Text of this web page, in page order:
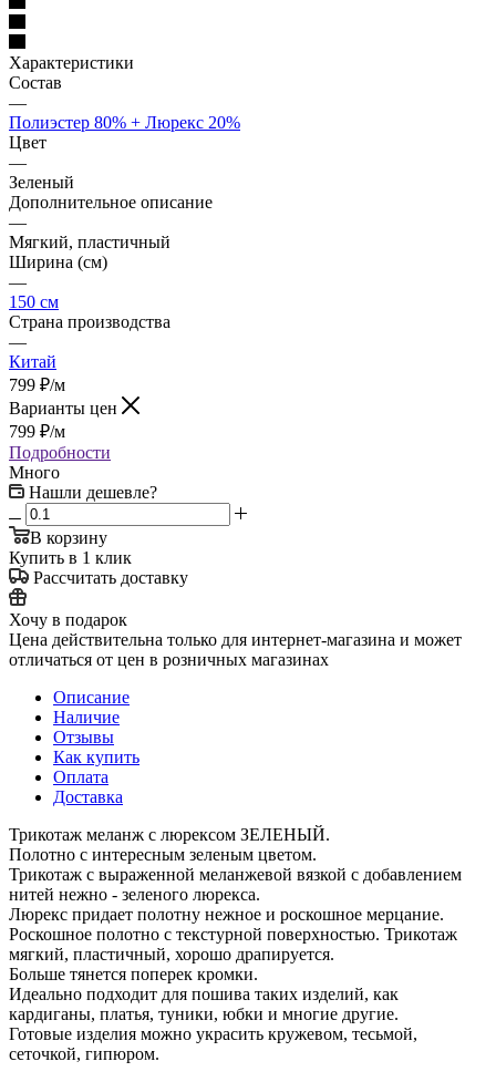
Характеристики
Состав
—
Полиэстер 80% + Люрекс 20%
Цвет
—
Зеленый
Дополнительное описание
—
Мягкий, пластичный
Ширина (см)
—
150 см
Страна производства
—
Китай
799 ₽/м
Варианты цен
799 ₽/м
Подробности
Много
Нашли дешевле?
В корзину
Купить в 1 клик
Рассчитать доставку
Хочу в подарок
Цена действительна только для интернет-магазина и может
отличаться от цен в розничных магазинах
Описание
Наличие
Отзывы
Как купить
Оплата
Доставка
Трикотаж меланж с люрексом ЗЕЛЕНЫЙ.
Полотно с интересным зеленым цветом.
Трикотаж с выраженной меланжевой вязкой с добавлением
нитей нежно - зеленого люрекса.
Люрекс придает полотну нежное и роскошное мерцание.
Роскошное полотно с текстурной поверхностью. Трикотаж
мягкий, пластичный, хорошо драпируется.
Больше тянется поперек кромки.
Идеально подходит для пошива таких изделий, как
кардиганы, платья, туники, юбки и многие другие.
Готовые изделия можно украсить кружевом, тесьмой,
сеточкой, гипюром.